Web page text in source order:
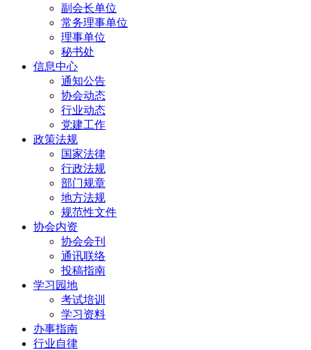
副会长单位
常务理事单位
理事单位
秘书处
信息中心
通知公告
协会动态
行业动态
党建工作
政策法规
国家法律
行政法规
部门规章
地方法规
规范性文件
协会内资
协会会刊
通讯联络
投稿指南
学习园地
考试培训
学习资料
办事指南
行业自律